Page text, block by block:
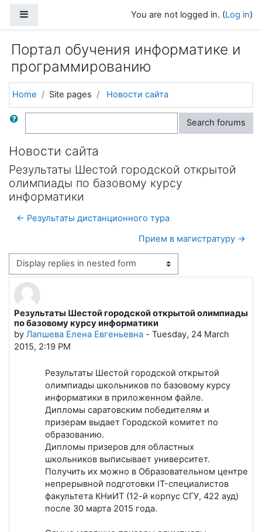
You are not logged in. (Log in)
Портал обучения информатике и
программированию
Home Site pages Новости сайта
Search Search forums
Новости сайта
Результаты Шестой городской открытой
олимпиады по базовому курсу
информатики
← Результаты дистанционного тура
Прием в магистратуру →
Display mode
Результаты Шестой городской открытой олимпиады
по базовому курсу информатики
by Лапшева Елена Евгеньевна - Tuesday, 24 March
2015, 2:19 PM
Number of replies: 0
Результаты Шестой городской открытой
олимпиады школьников по базовому курсу
информатики в приложенном файле.
Дипломы саратовским победителям и
призерам выдает Городской комитет по
образованию.
Дипломы призеров для областных
школьников выписывает университет.
Получить их можно в Образовательном центре
непрерывной подготовки IT-специалистов
факультета КНиИТ (12-й корпус СГУ, 422 ауд)
после 30 марта 2015 года.